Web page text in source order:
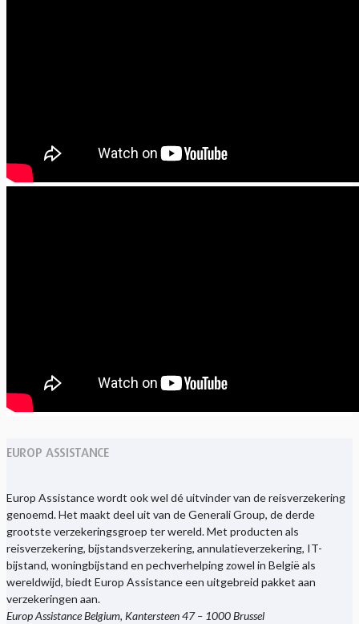
EUROP ASSISTANCE
Europ Assistance wordt ook wel dé uitvinder van de reisverzekering
genoemd. Het maakt deel uit van de Generali Group, de derde
grootste verzekeringsgroep ter wereld. Met producten als
reisverzekering, bijstandsverzekering, annulatieverzekering, IT-
bijstand, woningbijstand en pechverhelping zowel in België als
wereldwijd, biedt Europ Assistance een uitgebreid pakket aan
verzekeringen aan.
Europ Assistance Belgium, Kantersteen 47 – 1000 Brussel